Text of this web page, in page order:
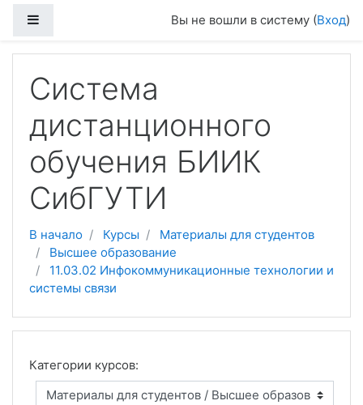
Вы не вошли в систему (Вход)
Система
дистанционного
обучения БИИК
СибГУТИ
В начало Курсы
Материалы для студентов
Высшее образование
11.03.02 Инфокоммуникационные технологии и
системы связи
Категории курсов: